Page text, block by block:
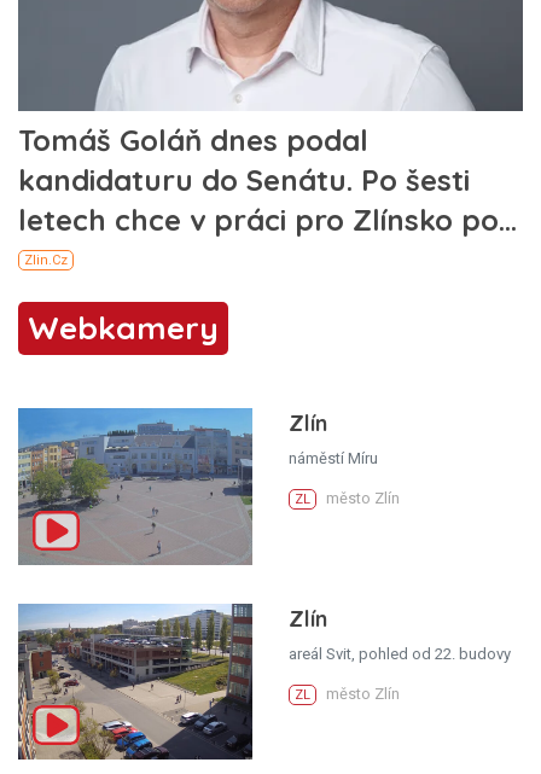
Webkamery
Zlín
náměstí Míru
ZL město Zlín
Zlín
areál Svit, pohled od 22. budovy
ZL město Zlín